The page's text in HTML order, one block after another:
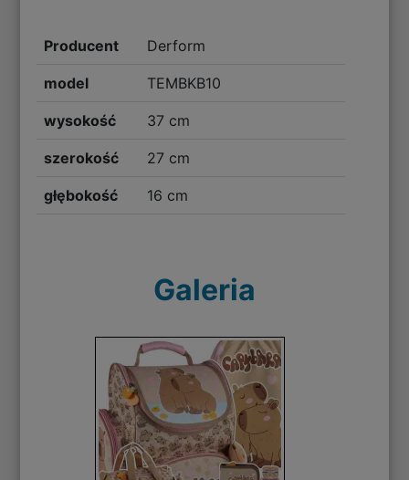
Producent Derform
model TEMBKB10
wysokość 37 cm
szerokość 27 cm
głębokość 16 cm
Galeria